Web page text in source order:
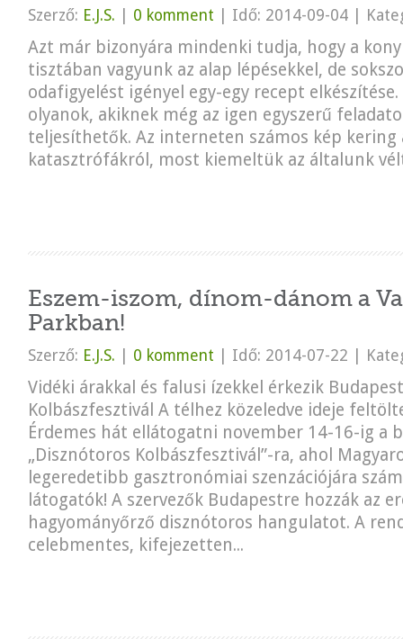
Szerző: E.J.S. 0 komment Idő: 2014-09-04
Azt már bizonyára mindenki tudja, hogy a
tisztában vagyunk az alap lépésekkel, de
odafigyelést igényel egy-egy recept
olyanok, akiknek még az igen egyszerű
teljesíthetők. Az interneten számos kép kering
katasztrófákról, most kiemeltük az általunk
Eszem-iszom, dínom-dánom a
Parkban!
Szerző: E.J.S. 0 komment Idő: 2014-07-22
Vidéki árakkal és falusi ízekkel érkezik
Kolbászfesztivál A télhez közeledve ideje
Érdemes hát ellátogatni november 14-16-ig a
„Disznótoros Kolbászfesztivál”-ra, ahol
legeredetibb gasztronómiai szenzációjára
látogatók! A szervezők Budapestre hozzák az
hagyományőrző disznótoros hangulatot. A
celebmentes, kifejezetten...